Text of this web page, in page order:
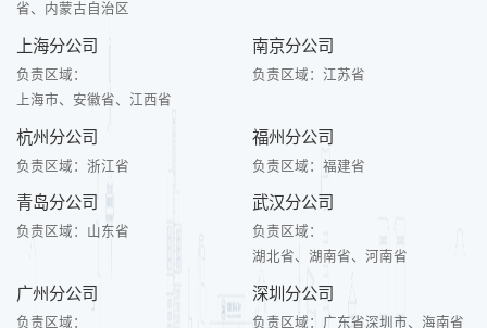
省、内蒙古自治区
上海分公司
负责区域：
上海市、安徽省、江西省
南京分公司
负责区域：江苏省
杭州分公司
负责区域： 浙江省
福州分公司
负责区域：福建省
青岛分公司
负责区域： 山东省
武汉分公司
负责区域：
湖北省、湖南省、河南省
广州分公司
负责区域：
深圳分公司
负责区域： 广东省深圳市、海南省